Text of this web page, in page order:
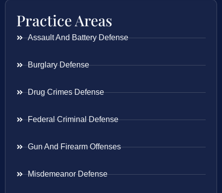
Practice Areas
Assault And Battery Defense
Burglary Defense
Drug Crimes Defense
Federal Criminal Defense
Gun And Firearm Offenses
Misdemeanor Defense